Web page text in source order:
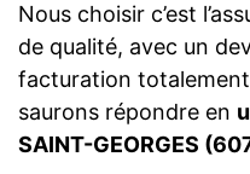
Nous choisir c’est
de qualité, avec un
facturation
saurons répondre en
SAINT-GEORGES